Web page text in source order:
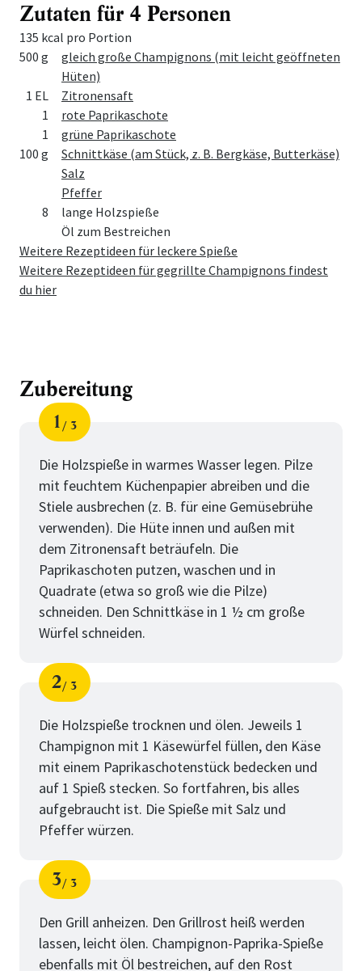
Zutaten für 4 Personen
135 kcal pro Portion
Menge
Zutat
500 g
gleich große Champignons (mit leicht geöffneten
Hüten)
1 EL
Zitronensaft
1
rote Paprikaschote
1
grüne Paprikaschote
100 g
Schnittkäse (am Stück, z. B. Bergkäse, Butterkäse)
Salz
Pfeffer
8
lange Holzspieße
Öl zum Bestreichen
Weitere Rezeptideen für leckere Spieße
Weitere Rezeptideen für gegrillte Champignons findest
du hier
Zubereitung
Schritt
1
von
3
Die Holzspieße in warmes Wasser legen. Pilze
mit feuchtem Küchenpapier abreiben und die
Stiele ausbrechen (z. B. für eine Gemüsebrühe
verwenden). Die Hüte innen und außen mit
dem Zitronensaft beträufeln. Die
Paprikaschoten putzen, waschen und in
Quadrate (etwa so groß wie die Pilze)
schneiden. Den Schnittkäse in 1 ½ cm große
Würfel schneiden.
Schritt
2
von
3
Die Holzspieße trocknen und ölen. Jeweils 1
Champignon mit 1 Käsewürfel füllen, den Käse
mit einem Paprikaschotenstück bedecken und
auf 1 Spieß stecken. So fortfahren, bis alles
aufgebraucht ist. Die Spieße mit Salz und
Pfeffer würzen.
Schritt
3
von
3
Den Grill anheizen. Den Grillrost heiß werden
lassen, leicht ölen. Champignon-Paprika-Spieße
ebenfalls mit Öl bestreichen, auf den Rost